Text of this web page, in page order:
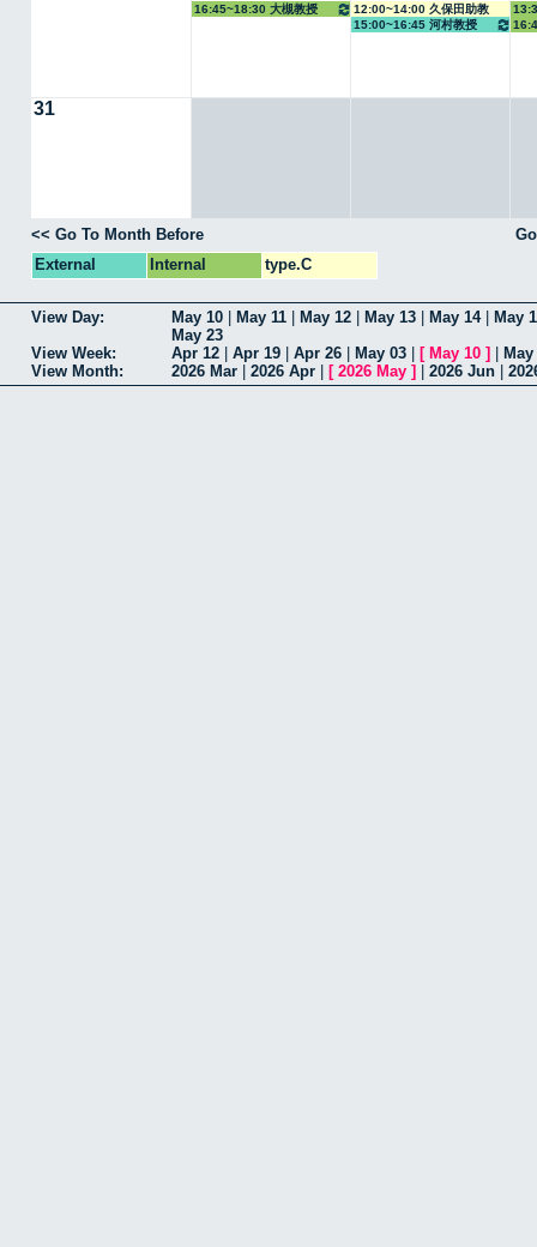
16:45~18:30 大槻教授
12:00~14:00 久保田助教
15:00~16:45 河村教授
31
<< Go To Month Before
External
Internal type.C
View Day: May 10 May 11 May 12 May 13 May 14|
May
May 23
View Week:
Apr 12 Apr 19 Apr 26 May 03 [ May 10 ]
View Month:
2026 Mar 2026 Apr [ 2026 May ] 2026 Jun